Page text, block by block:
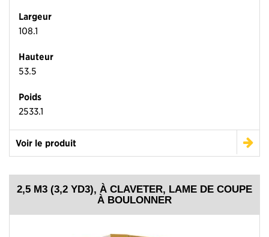
Largeur
108.1
Hauteur
53.5
Poids
2533.1
Voir le produit
2,5 M3 (3,2 YD3), À CLAVETER, LAME DE COUPE
À BOULONNER